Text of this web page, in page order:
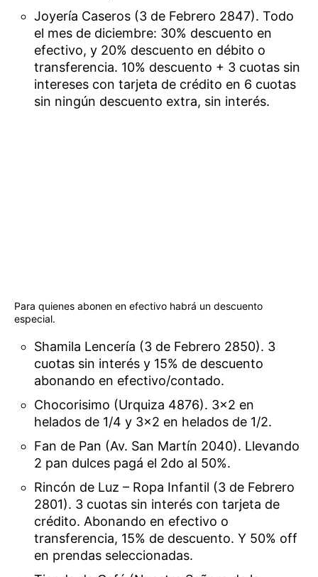
Joyería Caseros (3 de Febrero 2847). Todo
el mes de diciembre: 30% descuento en
efectivo, y 20% descuento en débito o
transferencia. 10% descuento + 3 cuotas sin
intereses con tarjeta de crédito en 6 cuotas
sin ningún descuento extra, sin interés.
Para quienes abonen en efectivo habrá un descuento
especial.
Shamila Lencería (3 de Febrero 2850). 3
cuotas sin interés y 15% de descuento
abonando en efectivo/contado.
Chocorisimo (Urquiza 4876). 3×2 en
helados de 1/4 y 3×2 en helados de 1/2.
Fan de Pan (Av. San Martín 2040). Llevando
2 pan dulces pagá el 2do al 50%.
Rincón de Luz – Ropa Infantil (3 de Febrero
2801). 3 cuotas sin interés con tarjeta de
crédito. Abonando en efectivo o
transferencia, 15% de descuento. Y 50% off
en prendas seleccionadas.